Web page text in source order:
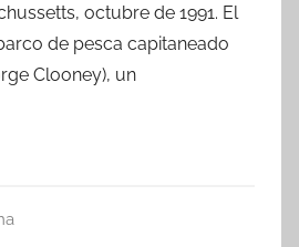
r
octubre de 1991. El
de pesca capitaneado
Clooney), un